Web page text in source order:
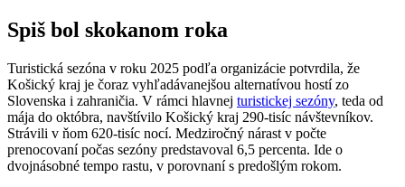
Spiš bol skokanom roka
Turistická sezóna v roku 2025 podľa organizácie potvrdila, že
Košický kraj je čoraz vyhľadávanejšou alternatívou hostí zo
Slovenska i zahraničia. V rámci hlavnej turistickej sezóny, teda od
mája do októbra, navštívilo Košický kraj 290-tisíc návštevníkov.
Strávili v ňom 620-tisíc nocí. Medziročný nárast v počte
prenocovaní počas sezóny predstavoval 6,5 percenta. Ide o
dvojnásobné tempo rastu, v porovnaní s predošlým rokom.